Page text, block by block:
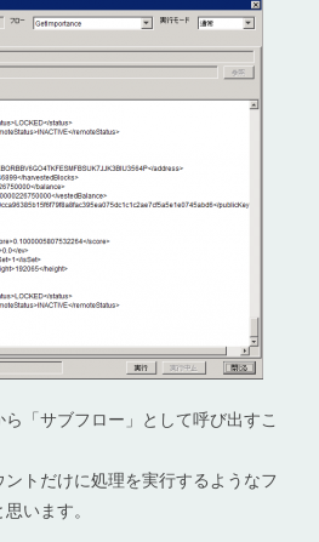
「サブフロー」として呼び出すこ
トだけに処理を実行するようなフ
います。